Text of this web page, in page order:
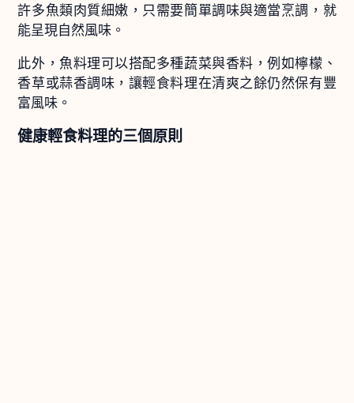
許多魚類肉質細嫩，只需要簡單調味與適當烹調，就
能呈現自然風味。
此外，魚料理可以搭配多種蔬菜與香料，例如檸檬、
香草或蒜香調味，讓輕食料理在清爽之餘仍然保有豐
富風味。
健康輕食料理的三個原則